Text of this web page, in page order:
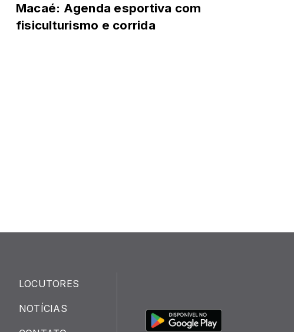
Macaé: Agenda esportiva com
fisiculturismo e corrida
LOCUTORES
NOTÍCIAS